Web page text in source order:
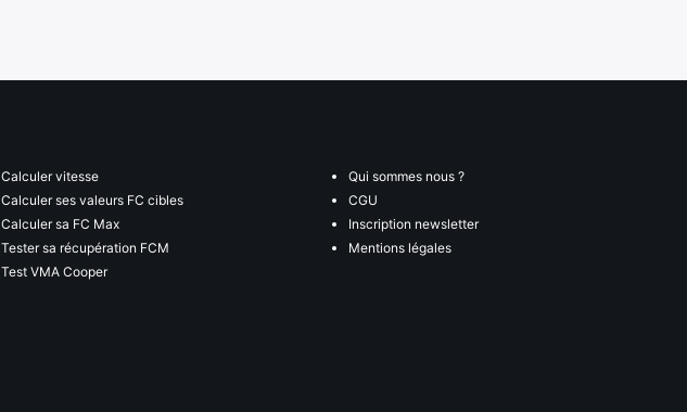
Calculer vitesse
Calculer ses valeurs FC cibles
Calculer sa FC Max
Tester sa récupération FCM
Test VMA Cooper
Qui sommes nous ?
CGU
Inscription newsletter
Mentions légales